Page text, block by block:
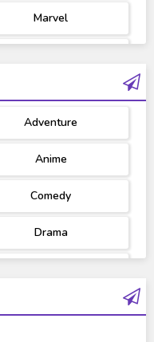
Marvel
West Series
Adventure
Anime
Comedy
Drama